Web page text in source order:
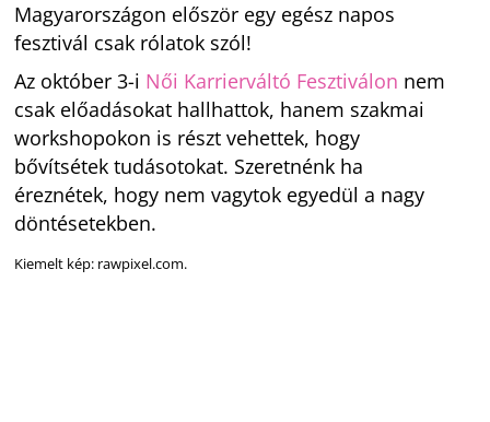
Magyarországon először egy egész napos
fesztivál csak rólatok szól!
Az október 3-i Női Karrierváltó Fesztiválon nem
csak előadásokat hallhattok, hanem szakmai
workshopokon is részt vehettek, hogy
bővítsétek tudásotokat. Szeretnénk ha
éreznétek, hogy nem vagytok egyedül a nagy
döntésetekben.
Kiemelt kép: rawpixel.com.